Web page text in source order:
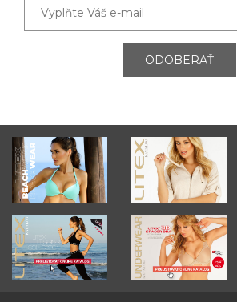
ODOBERAŤ